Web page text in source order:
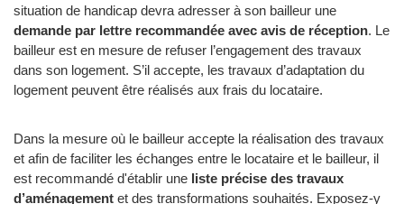
situation de handicap devra adresser à son bailleur une
demande par lettre recommandée avec avis de réception. Le
bailleur est en mesure de refuser l’engagement des travaux
dans son logement. S’il accepte, les travaux d’adaptation du
logement peuvent être réalisés aux frais du locataire.
Dans la mesure où le bailleur accepte la réalisation des travaux
et afin de faciliter les échanges entre le locataire et le bailleur, il
est recommandé d'établir une liste précise des travaux
d’aménagement et des transformations souhaités. Exposez-y